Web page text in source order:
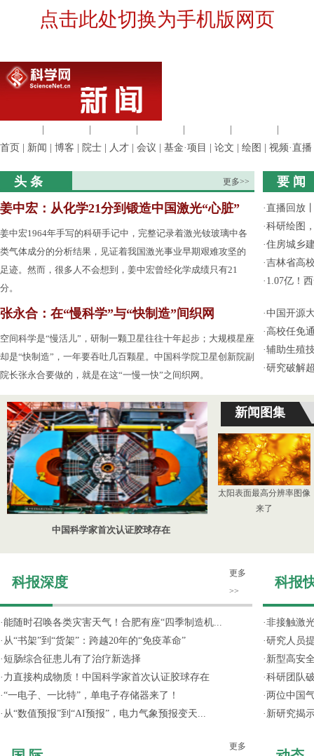
点击此处切换为手机版网页
首页
新闻 博客 院士 人才 会议 基金·项目 论文 绘图 视频·直播
头 条 更多>>
姜中宏：从化学21分到锻造中国激光“心脏”
姜中宏1964年手写的科研手记中，完整记录着激光钕玻璃中各
类气体成分的分析结果，见证着我国激光事业早期艰难攻坚的
足迹。然而，很多人不会想到，姜中宏曾经化学成绩只有21
分。
张永合：在“慢科学”与“快制造”间织网
空间科学是“慢活儿”，研制一颗卫星往往十年起步；大规模星座
却是“快制造”，一年要吞吐几百颗星。中国科学院卫星创新院副
院长张永合要做的，就是在这“一慢一快”之间织网。
要 闻
·直播回放
·科研绘图
·住房城乡
·吉林省高
· 1.07亿！
·中国开源
· 高校任免
·辅助生殖
·研究破解
中国科学家首次认证胶球存在
新闻图集
太阳表面最高分辨率图像
来了
科报深度
更多
>>
·能随时召唤各类灾害天气！合肥有座“四季制造机...
· 从“书架”到“货架”：跨越20年的“免疫革命”
· 短肠综合征患儿有了治疗新选择
· 力直接构成物质！中国科学家首次认证胶球存在
·“一电子、一比特”，单电子存储器来了！
· 从“数值预报”到“AI预报”，电力气象预报变天...
更多
科报
·非接触激
·研究人员
· 新型高安
·科研团队
· 两位中国
· 新研究揭